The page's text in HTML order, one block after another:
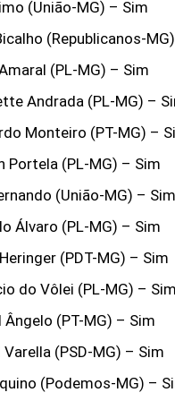
(União-MG) – Sim
(Republicanos-
(PL-MG) – Sim
Andrada (PL-MG) –
Monteiro (PT-MG) –
Portela (PL-MG) – Sim
(União-MG) – Sim
Álvaro (PL-MG) – Sim
(PDT-MG) – Sim
do Vôlei (PL-MG) – Sim
Ângelo (PT-MG) – Sim
Varella (PSD-MG) – Sim
(Podemos-MG) –